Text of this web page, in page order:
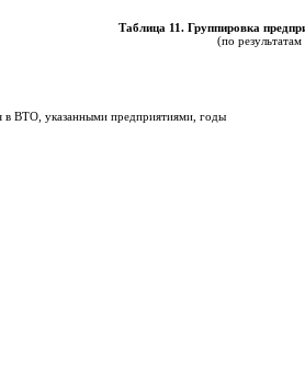
Таблица 11. Группировка
(по
в ВТО, указанными предприятиями, годы